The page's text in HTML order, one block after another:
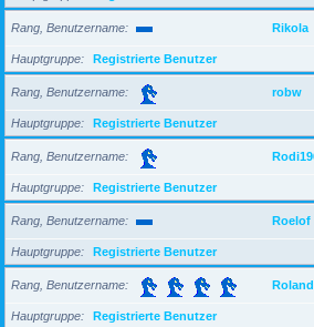
Rang, Benutzername Rikola
Hauptgruppe Registrierte Benutzer
Rang, Benutzername robw
Hauptgruppe Registrierte Benutzer
Rang, Benutzername
Hauptgruppe Registrierte Benutzer
Rang, Benutzername Roelof
Hauptgruppe Registrierte Benutzer
Rang, Benutzername Roland
Hauptgruppe Registrierte Benutzer